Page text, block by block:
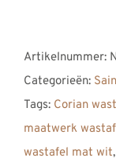
Lucia
Large
Solid
Surface
Artikelnummer:
Categorieën:
Tags: Corian
maatwerk
wastafel mat wit,